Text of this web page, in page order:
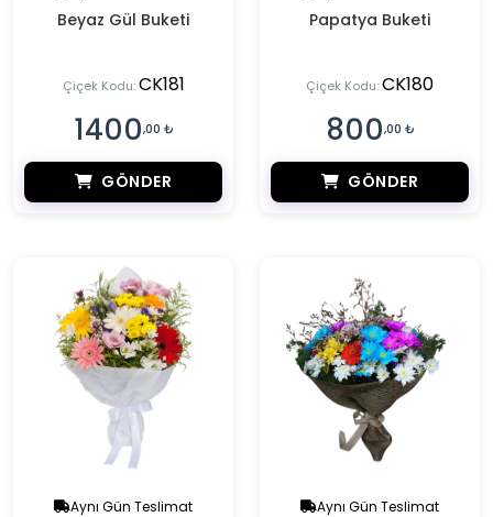
Beyaz Gül Buketi
Çiçek Kodu:CK181
1400,00 ₺
GÖNDER
Papatya Buketi
Çiçek Kodu:CK180
800,00 ₺
GÖNDER
Aynı Gün Teslimat Aynı Gün Teslimat